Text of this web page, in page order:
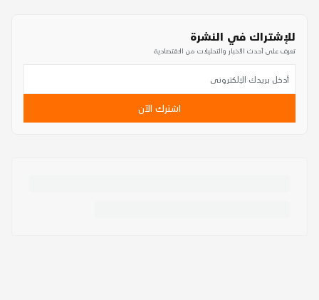
للإشتراك في النشرة
تعرف على أحدث الأخبار والتحليلات من الاقتصادية
اشترك الآن